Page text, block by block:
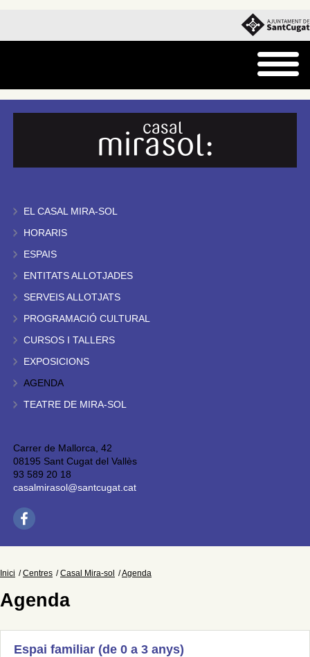
EL CASAL MIRA-SOL
HORARIS
ESPAIS
ENTITATS ALLOTJADES
SERVEIS ALLOTJATS
PROGRAMACIÓ CULTURAL
CURSOS I TALLERS
EXPOSICIONS
AGENDA
TEATRE DE MIRA-SOL
Carrer de Mallorca, 42
08195 Sant Cugat del Vallès
93 589 20 18
casalmirasol@santcugat.cat
Inici Centres Casal Mira-sol Agenda
Agenda
Espai familiar (de 0 a 3 anys)